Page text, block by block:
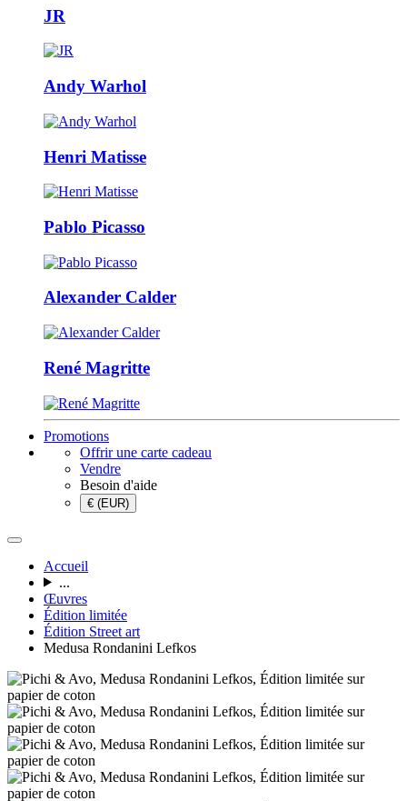
JR
Andy Warhol
Henri Matisse
Pablo Picasso
Alexander Calder
René Magritte
Promotions
Offrir une carte cadeau
Vendre
Besoin d'aide
€ (EUR)
Accueil
...
Œuvres
Édition limitée
Édition Street art
Medusa Rondanini Lefkos